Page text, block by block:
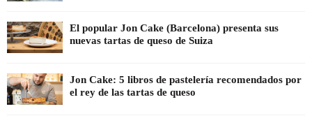
El popular Jon Cake (Barcelona) presenta sus
nuevas tartas de queso de Suiza
Jon Cake: 5 libros de pastelería recomendados por
el rey de las tartas de queso